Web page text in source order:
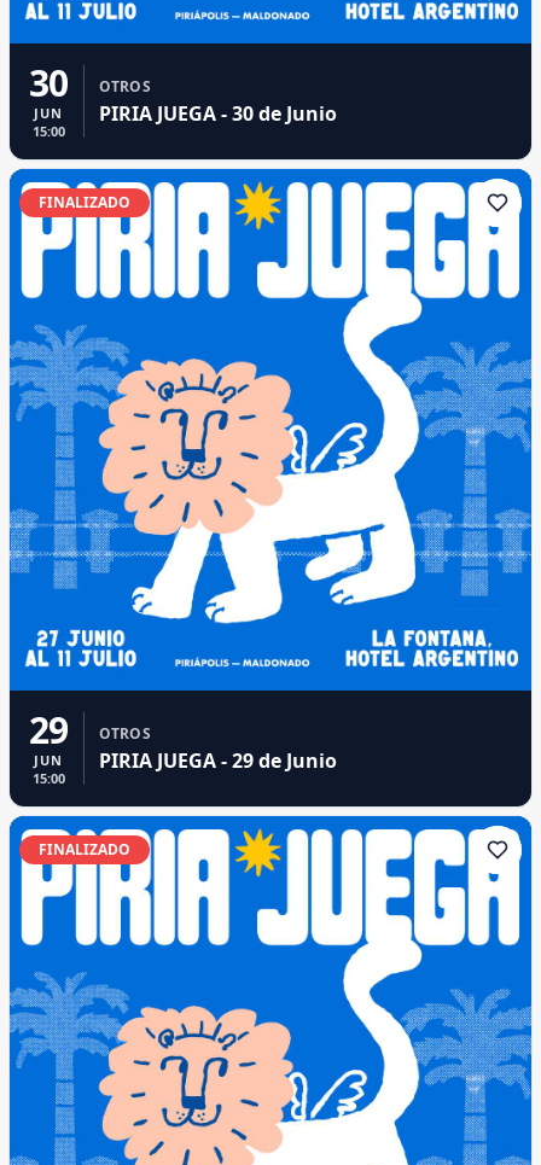
30
JUN
15:00
OTROS
PIRIA JUEGA - 30 de Junio
FINALIZADO
29
JUN
15:00
OTROS
PIRIA JUEGA - 29 de Junio
FINALIZADO